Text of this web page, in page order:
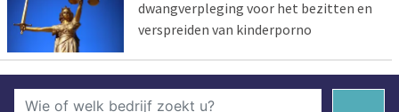
dwangverpleging voor het bezitten en
verspreiden van kinderporno